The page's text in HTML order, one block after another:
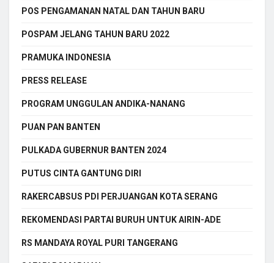
POS PENGAMANAN NATAL DAN TAHUN BARU
POSPAM JELANG TAHUN BARU 2022
PRAMUKA INDONESIA
PRESS RELEASE
PROGRAM UNGGULAN ANDIKA-NANANG
PUAN PAN BANTEN
PULKADA GUBERNUR BANTEN 2024
PUTUS CINTA GANTUNG DIRI
RAKERCABSUS PDI PERJUANGAN KOTA SERANG
REKOMENDASI PARTAI BURUH UNTUK AIRIN-ADE
RS MANDAYA ROYAL PURI TANGERANG